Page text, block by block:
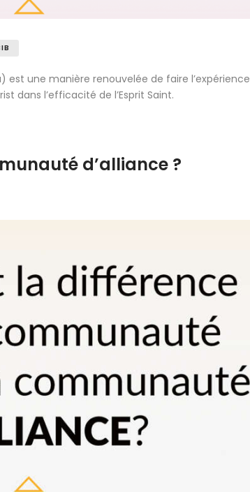
est une manière renouvelée de faire l’expérience
dans l’efficacité de l’Esprit Saint.
d’alliance ?